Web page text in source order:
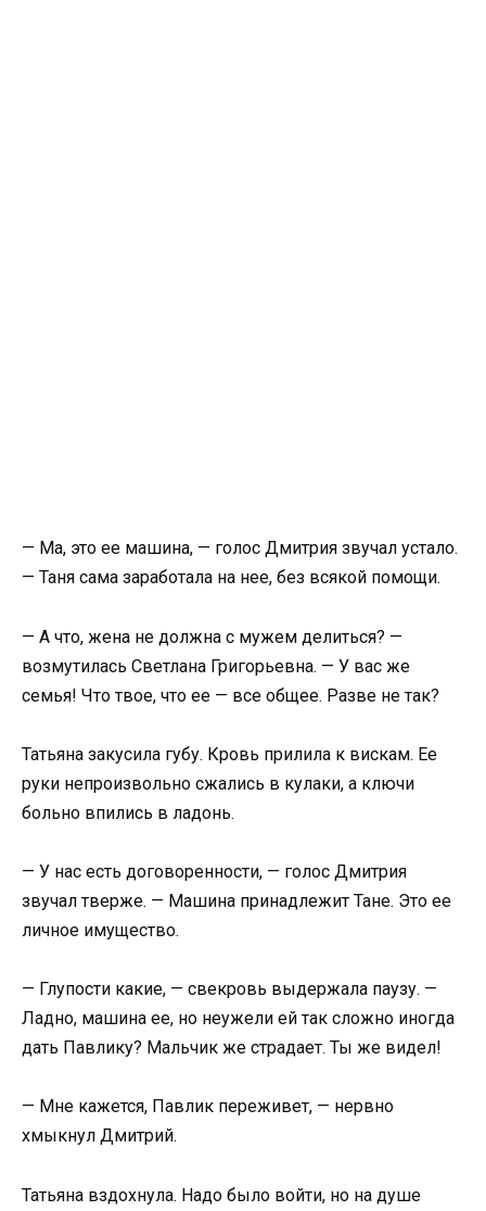
— Ма, это ее машина, — голос Дмитрия звучал устало.
— Таня сама заработала на нее, без всякой помощи.
— А что, жена не должна с мужем делиться? —
возмутилась Светлана Григорьевна. — У вас же
семья! Что твое, что ее — все общее. Разве не так?
Татьяна закусила губу. Кровь прилила к вискам. Ее
руки непроизвольно сжались в кулаки, а ключи
больно впились в ладонь.
— У нас есть договоренности, — голос Дмитрия
звучал тверже. — Машина принадлежит Тане. Это ее
личное имущество.
— Глупости какие, — свекровь выдержала паузу. —
Ладно, машина ее, но неужели ей так сложно иногда
дать Павлику? Мальчик же страдает. Ты же видел!
— Мне кажется, Павлик переживет, — нервно
хмыкнул Дмитрий.
Татьяна вздохнула. Надо было войти, но на душе